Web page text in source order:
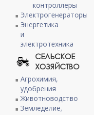
контроллеры
Электрогенераторы
Энергетика
и
электротехника
СЕЛЬСКОЕ
ХОЗЯЙСТВО
Агрохимия,
удобрения
Животноводство
Земледелие,